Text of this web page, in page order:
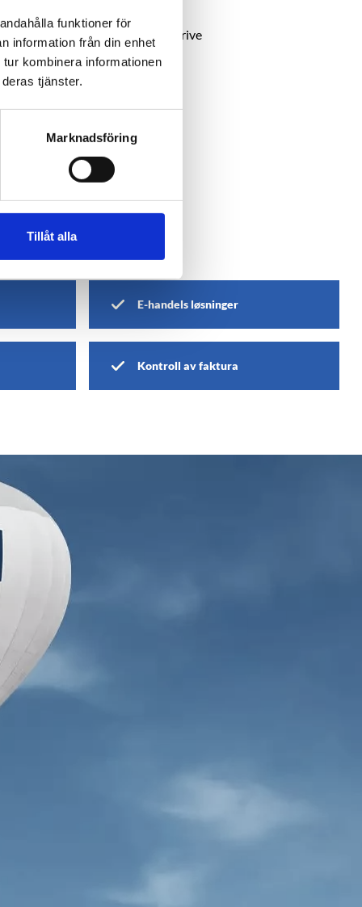
funktioner för
information från din enhet
kombinera informationen
tjänster.
Marknadsföring
Tillåt alla
samt fortolling
av en bedrift, samt for å drive
E-handels løsninger
Kontroll av faktura